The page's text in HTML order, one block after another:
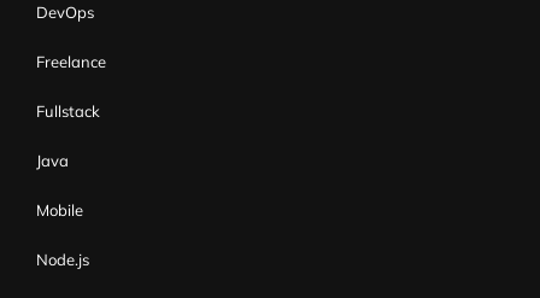
DevOps
Freelance
Fullstack
Java
Mobile
Node.js